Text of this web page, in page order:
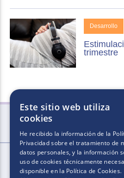
Desarrollo
trimestre
Este sitio web utiliza
cookies
He recibido la información de la
Privacidadsobre el tratamiento de
datos personales, y la información
uso de cookies técnicamente
disponible en la Política de Cookies.